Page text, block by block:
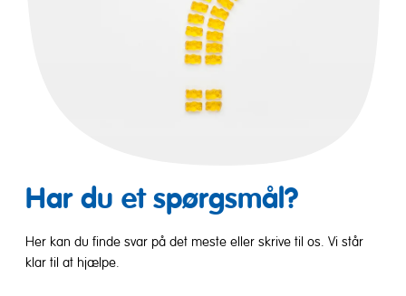
Har du et spørgsmål?
Her kan du finde svar på det meste eller skrive til os. Vi står
klar til at hjælpe.